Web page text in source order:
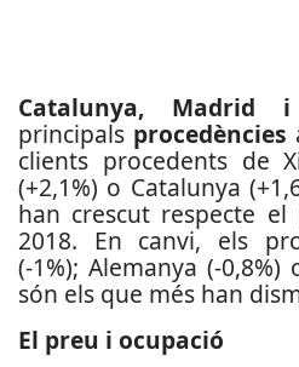
Catalunya, Madrid
principals procedències
clients procedents de
(+2,1%) o Catalunya
han crescut respecte
2018. En canvi, els
(-1%); Alemanya (-0,8%)
són els que més han
El preu i ocupació